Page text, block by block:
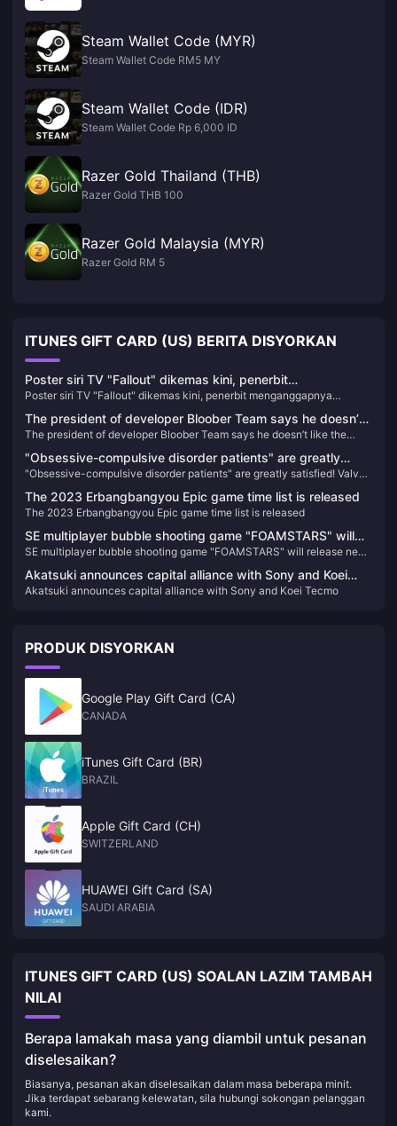
Steam Wallet Code (MYR)
Steam Wallet Code RM5 MY
Steam Wallet Code (IDR)
Steam Wallet Code Rp 6,000 ID
Razer Gold Thailand (THB)
Razer Gold THB 100
Razer Gold Malaysia (MYR)
Razer Gold RM 5
ITUNES GIFT CARD (US) BERITA DISYORKAN
Poster siri TV "Fallout" dikemas kini, penerbit
menganggapnya sebagai "Fallout 5" mereka sendiri
Poster siri TV "Fallout" dikemas kini, penerbit menganggapnya
The president of developer Bloober Team says he doesn’t
like the trailer for Silent Hill 2 Remake
The president of developer Bloober Team says he doesn’t like the
"Obsessive-compulsive disorder patients" are greatly
satisfied! Valve silently gives players 1 point to make them
whole
"Obsessive-compulsive disorder patients" are greatly satisfied! Valve
The 2023 Erbangbangyou Epic game time list is released
The 2023 Erbangbangyou Epic game time list is released
SE multiplayer bubble shooting game "FOAMSTARS" will
release new information on January 16
SE multiplayer bubble shooting game "FOAMSTARS" will release new
Akatsuki announces capital alliance with Sony and Koei
Tecmo
Akatsuki announces capital alliance with Sony and Koei Tecmo
PRODUK DISYORKAN
Google Play Gift Card (CA)
CANADA
iTunes Gift Card (BR)
BRAZIL
Apple Gift Card (CH)
SWITZERLAND
HUAWEI Gift Card (SA)
SAUDI ARABIA
ITUNES GIFT CARD (US) SOALAN LAZIM TAMBAH
NILAI
Berapa lamakah masa yang diambil untuk pesanan
diselesaikan?
Biasanya, pesanan akan diselesaikan dalam masa beberapa minit.
Jika terdapat sebarang kelewatan, sila hubungi sokongan pelanggan
kami.